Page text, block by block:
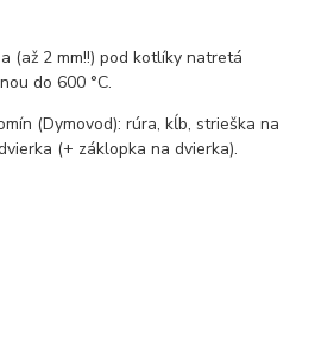
(až 2 mm!!) pod kotlíky natretá
do 600 °C.
(Dymovod): rúra, kĺb, strieška na
(+ záklopka na dvierka).